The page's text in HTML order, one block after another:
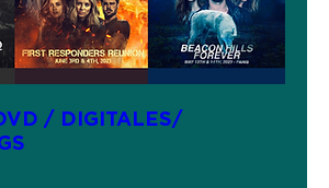
/ DIGITALES/